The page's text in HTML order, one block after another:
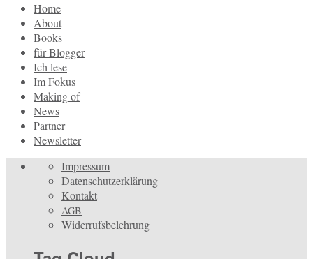
Home
About
Books
für Blogger
Ich lese
Im Fokus
Making of
News
Partner
Newsletter
Impressum
Datenschutzerklärung
Kontakt
AGB
Widerrufsbelehrung